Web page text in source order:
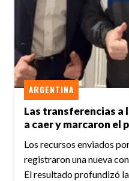
Las transferencias a
a caer y marcaron el
ARGENTINA
Los recursos enviados
registraron una nueva
El resultado profundizó